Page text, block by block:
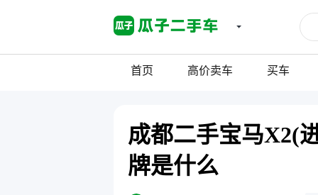
首页 高价卖车 买车
成都二手宝马X2(
牌是什么